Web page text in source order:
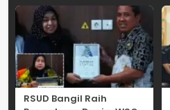
RSUD Bangil Raih